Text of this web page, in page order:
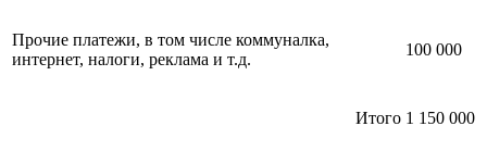
Прочие платежи, в том числе коммуналка,
интернет, налоги, реклама и т.д.
100 000
Итого 1 150 000